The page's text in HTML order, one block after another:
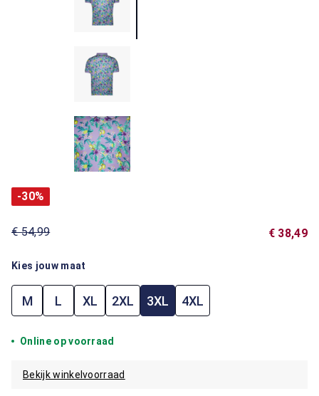
-30%
€ 54,99 € 38,49
Kies jouw maat
M L XL 2XL 3XL 4XL
Online op voorraad
Bekijk winkelvoorraad